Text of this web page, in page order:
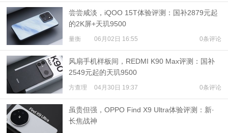
尝尝咸淡，iQOO 15T体验评测：国补2879元起
的2K屏+天玑9500
量衡 06月02日 16:55 0条评论
风扇手机样板间，REDMI K90 Max评测：国补
2549元起的天玑9500
方查理 04月30日 19:37 0条评论
虽贵但强，OPPO Find X9 Ultra体验评测：新·
长焦战神